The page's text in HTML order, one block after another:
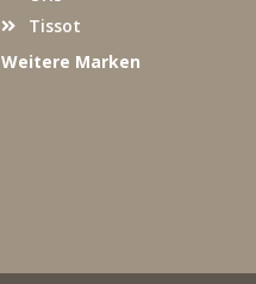
Tissot
Weitere Marken